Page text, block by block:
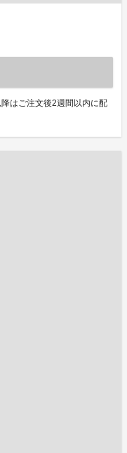
はご注文後2週間以内に配